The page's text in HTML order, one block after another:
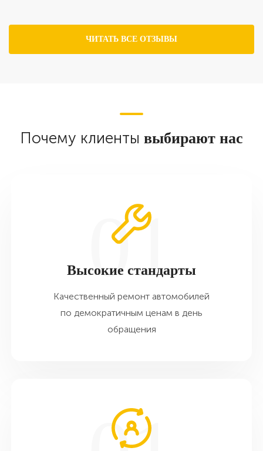
ЧИТАТЬ ВСЕ ОТЗЫВЫ
Почему клиенты выбирают нас
Высокие стандарты
Качественный ремонт автомобилей
по демократичным ценам в день
обращения